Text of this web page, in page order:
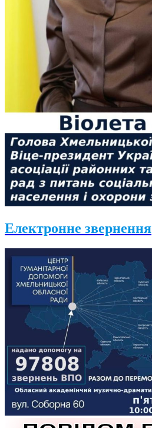
Електронне звернення